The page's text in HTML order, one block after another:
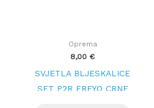
Oprema
8,00 €
SVJETLA BLJESKALICE
SET P2R FREYO CRNE